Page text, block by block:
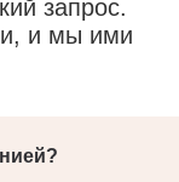
запрос.
и мы ими